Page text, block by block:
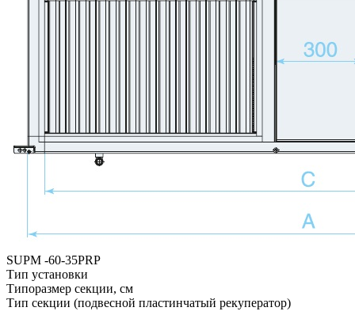
SUPM -60-35PRP
Тип установки
Типоразмер секции, см
Тип секции (подвесной пластинчатый рекуператор)